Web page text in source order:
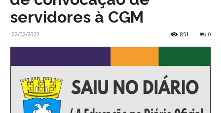
servidores à CGM
22/02/2022 0
851